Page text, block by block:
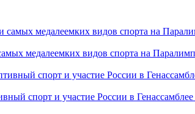
медалеемких видов спорта на
спорт и участие России в